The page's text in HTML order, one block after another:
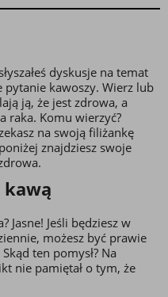
dyskusje na temat
pytanie kawoszy. Wierz lub
ją, że jest zdrowa, a
raka. Komu wierzyć?
na swoją filiżankę
znajdziesz swoje
kawą
Jasne! Jeśli będziesz w
możesz być prawie
ten pomysł? Na
nie pamiętał o tym, że